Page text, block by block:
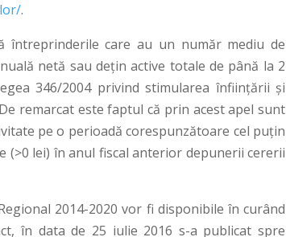
.
întreprinderile care au un număr mediu de
netă sau deţin active totale de până la 2
346/2004 privind stimularea înfiinţării şi
remarcat este faptul că prin acest apel sunt
pe o perioadă corespunzătoare cel puţin
lei) în anul fiscal anterior depunerii cererii
2014-2020 vor fi disponibile în curând
în data de 25 iulie 2016 s-a publicat spre